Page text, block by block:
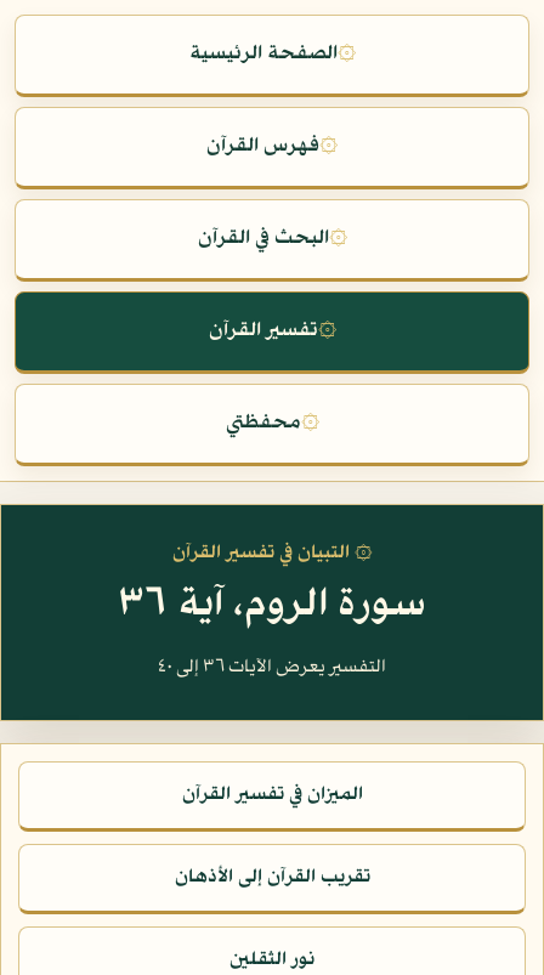
۞الصفحة الرئيسية
۞فهرس القرآن
۞البحث في القرآن
۞تفسير القرآن
۞محفظتي
۞ التبيان في تفسير القرآن
سورة الروم، آية ٣٦
التفسير يعرض الآيات ٣٦ إلى ٤٠
الميزان في تفسير القرآن
تقريب القرآن إلى الأذهان
نور الثقلين